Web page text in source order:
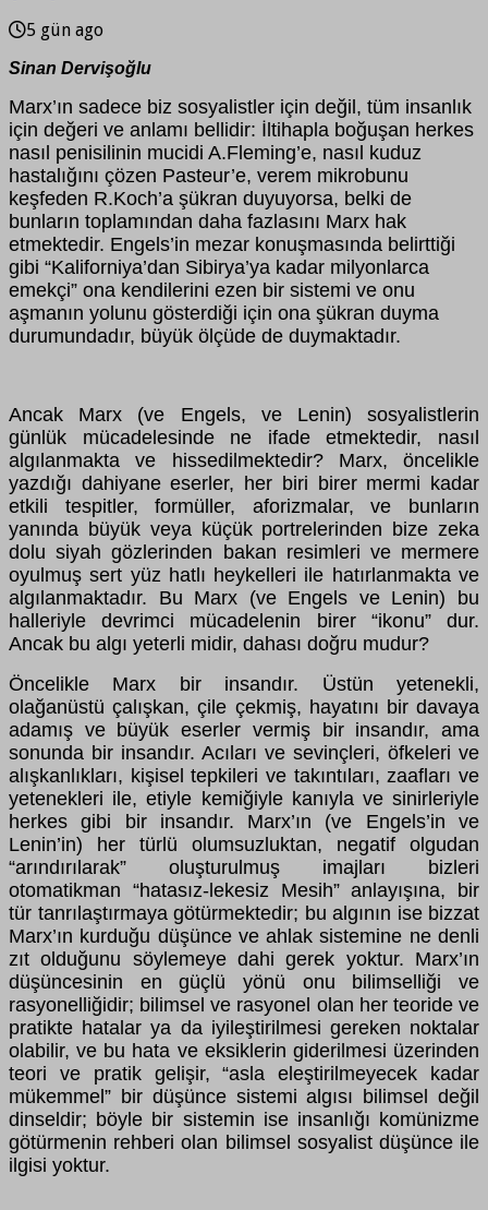
5 gün ago
Sinan Dervişoğlu
Marx’ın sadece biz sosyalistler için değil, tüm insanlık
için değeri ve anlamı bellidir: İltihapla boğuşan herkes
nasıl penisilinin mucidi A.Fleming’e, nasıl kuduz
hastalığını çözen Pasteur’e, verem mikrobunu
keşfeden R.Koch’a şükran duyuyorsa, belki de
bunların toplamından daha fazlasını Marx hak
etmektedir. Engels’in mezar konuşmasında belirttiği
gibi “Kaliforniya’dan Sibirya’ya kadar milyonlarca
emekçi” ona kendilerini ezen bir sistemi ve onu
aşmanın yolunu gösterdiği için ona şükran duyma
durumundadır, büyük ölçüde de duymaktadır.
Ancak Marx (ve Engels, ve Lenin) sosyalistlerin
günlük mücadelesinde ne ifade etmektedir, nasıl
algılanmakta ve hissedilmektedir? Marx, öncelikle
yazdığı dahiyane eserler, her biri birer mermi kadar
etkili tespitler, formüller, aforizmalar, ve bunların
yanında büyük veya küçük portrelerinden bize zeka
dolu siyah gözlerinden bakan resimleri ve mermere
oyulmuş sert yüz hatlı heykelleri ile hatırlanmakta ve
algılanmaktadır. Bu Marx (ve Engels ve Lenin) bu
halleriyle devrimci mücadelenin birer “ikonu” dur.
Ancak bu algı yeterli midir, dahası doğru mudur?
Öncelikle Marx bir insandır. Üstün yetenekli,
olağanüstü çalışkan, çile çekmiş, hayatını bir davaya
adamış ve büyük eserler vermiş bir insandır, ama
sonunda bir insandır. Acıları ve sevinçleri, öfkeleri ve
alışkanlıkları, kişisel tepkileri ve takıntıları, zaafları ve
yetenekleri ile, etiyle kemiğiyle kanıyla ve sinirleriyle
herkes gibi bir insandır. Marx’ın (ve Engels’in ve
Lenin’in) her türlü olumsuzluktan, negatif olgudan
“arındırılarak” oluşturulmuş imajları bizleri
otomatikman “hatasız-lekesiz Mesih” anlayışına, bir
tür tanrılaştırmaya götürmektedir; bu algının ise bizzat
Marx’ın kurduğu düşünce ve ahlak sistemine ne denli
zıt olduğunu söylemeye dahi gerek yoktur. Marx’ın
düşüncesinin en güçlü yönü onu bilimselliği ve
rasyonelliğidir; bilimsel ve rasyonel olan her teoride ve
pratikte hatalar ya da iyileştirilmesi gereken noktalar
olabilir, ve bu hata ve eksiklerin giderilmesi üzerinden
teori ve pratik gelişir, “asla eleştirilmeyecek kadar
mükemmel” bir düşünce sistemi algısı bilimsel değil
dinseldir; böyle bir sistemin ise insanlığı komünizme
götürmenin rehberi olan bilimsel sosyalist düşünce ile
ilgisi yoktur.